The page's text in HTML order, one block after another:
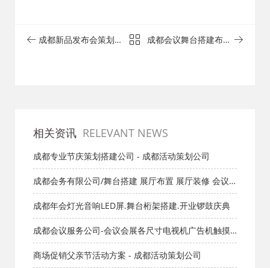
成都新品发布会策划公
成都会议舞台搭建布置
相关资讯 RELEVANT NEWS
成都专业节庆策划搭建公司 - 成都活动策划公司
成都会务有限公司/舞台搭建 展厅布置 展厅装修 会议
会展服务
成都年会灯光音响LED屏.舞台桁架搭建.开业锣鼓庆典
成都会议服务公司-会议会展各尺寸电视机广告机触摸
屏拼接屏
商场促销父亲节活动方案 - 成都活动策划公司